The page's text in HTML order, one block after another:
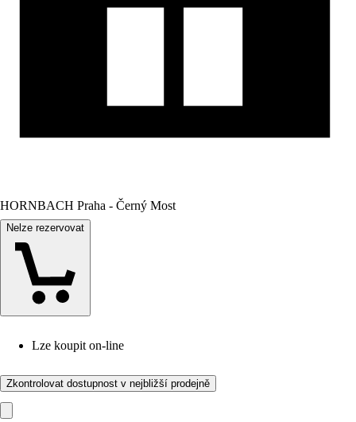
HORNBACH Praha - Černý Most
Nelze rezervovat
Lze koupit on-line
Zkontrolovat dostupnost v nejbližší prodejně